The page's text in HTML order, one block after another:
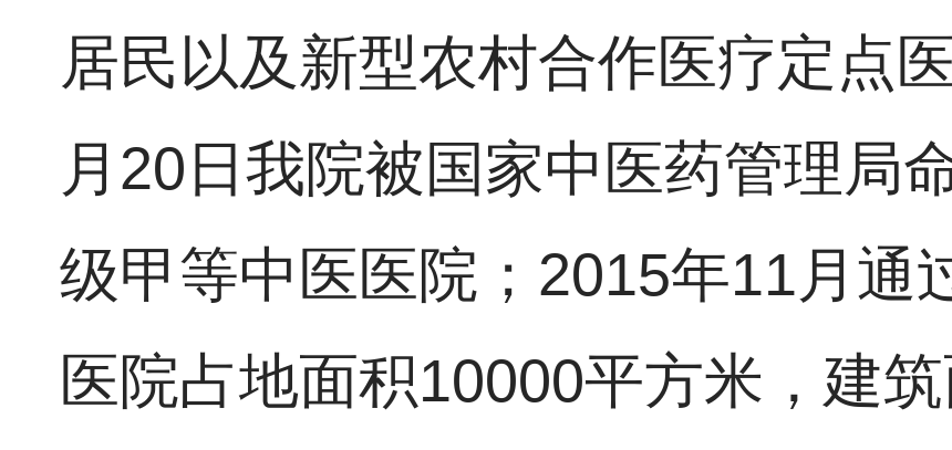
居民以及新型农村合作医疗定点
月20日我院被国家中医药管理局
级甲等中医医院；2015年11月通
医院占地面积10000平方米，建